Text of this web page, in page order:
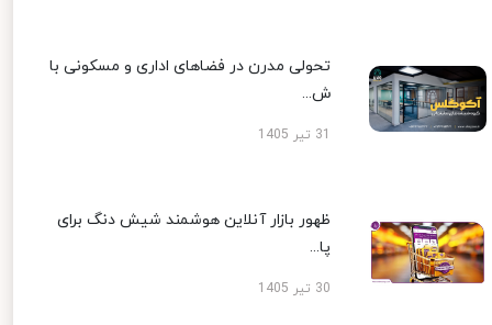
تحولی مدرن در فضاهای اداری و مسکونی با
ش...
ظهور بازار آنلاین هوشمند شیش دنگ برای
پا...
30 تیر 1405